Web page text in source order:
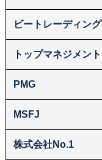
ビートレーディング
トップマネジメント
PMG
MSFJ
株式会社No.1